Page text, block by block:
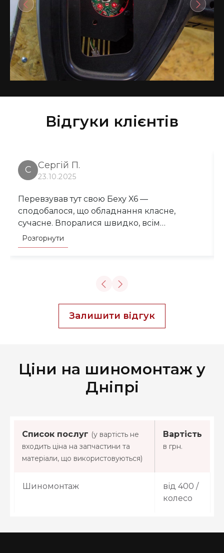
Відгуки клієнтів
С Сергій П.
23.10.2025
Перевзував тут свою Беху X6 —
сподобалося, що обладнання класне,
сучасне. Впоралися швидко, всім
задоволений. Після балансування виїхав на
трасу — на 120 км/год кермо як укопане,
Розгорнути
Залишити відгук
Ціни на шиномонтаж у
Дніпрі
Список послуг (у вартість не
входить ціна на запчастини та
матеріали, що використовуються)
Вартість
в грн.
Шиномонтаж
від 400 /
колесо